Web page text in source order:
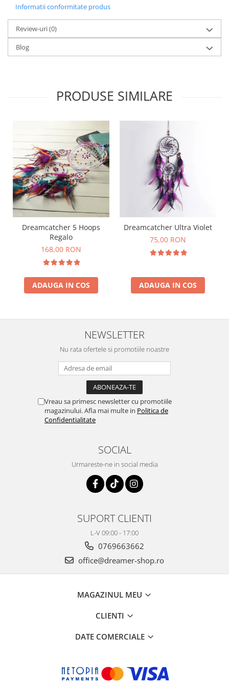
Informatii conformitate produs
Review-uri(0)
Blog
PRODUSE SIMILARE
Dreamcatcher 5 Hoops
Regalo
168,00 RON
ADAUGA IN COS
Dreamcatcher Ultra Violet
75,00 RON
ADAUGA IN COS
NEWSLETTER
Nu rata ofertele si promotiile noastre
Vreau sa primesc newsletter cu promotiile
magazinului. Afla mai multe in Politica de
Confidentialitate
SOCIAL
Urmareste-ne in social media
SUPORT CLIENTI
L-V 09:00 - 17:00
0769663662
office@dreamer-shop.ro
MAGAZINUL MEU
CLIENTI
DATE COMERCIALE